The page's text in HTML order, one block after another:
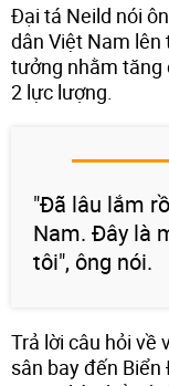
Đại tá Neild nói
dân Việt Nam lên
tưởng nhằm tăng
2 lực lượng.
"Đã lâu lắm
Nam. Đây là
tôi", ông nói.
Trả lời câu hỏi về
sân bay đến